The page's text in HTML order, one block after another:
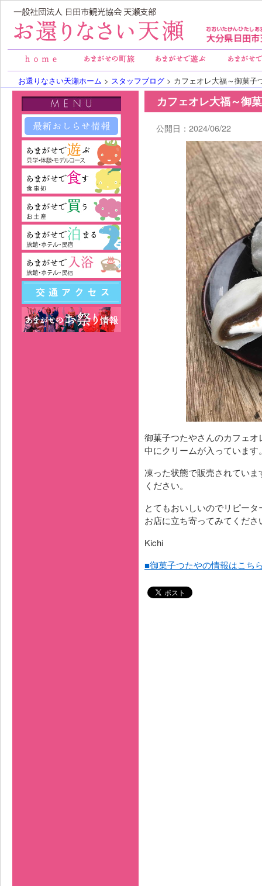
お還りなさい天瀬ホーム > スタッフブログ > カフェオレ大福～御菓子
カフェオレ大福～御
公開日：2024/06/22
御菓子つたやさんのカフェ
中にクリームが入っています
凍った状態で販売されてい
ください。
とてもおいしいのでリピー
お店に立ち寄ってみてくださ
Kichi
■御菓子つたやの情報はこち